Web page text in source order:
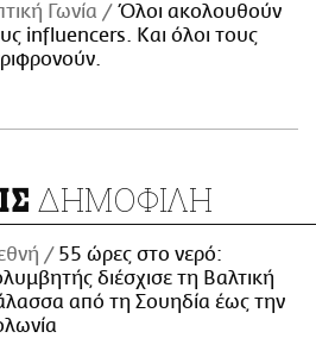
Γωνία
Όλοι ακολουθούν
influencers. Και όλοι τους
ΔΗΜΟΦΙΛΗ
55 ώρες στο νερό:
διέσχισε τη Βαλτική
από τη Σουηδία έως την